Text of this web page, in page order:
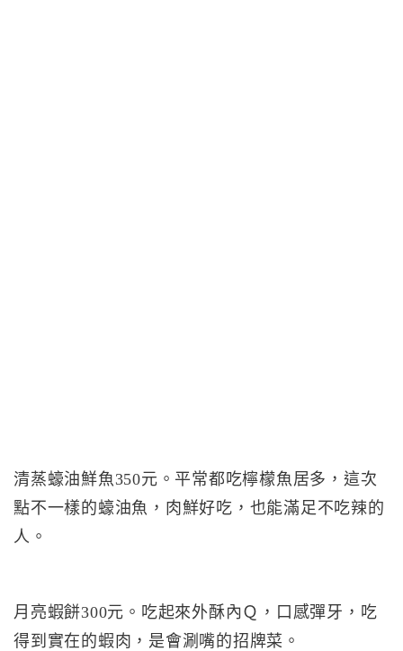
清蒸蠔油鮮魚350元。平常都吃檸檬魚居多，這次
點不一樣的蠔油魚，肉鮮好吃，也能滿足不吃辣的
人。
月亮蝦餅300元。吃起來外酥內Ｑ，口感彈牙，吃
得到實在的蝦肉，是會涮嘴的招牌菜。